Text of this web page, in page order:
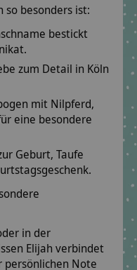
so besonders ist:
bestickt
zum Detail in Köln
mit Nilpferd,
eine besondere
Geburt, Taufe
in der
Elijah verbindet
Note